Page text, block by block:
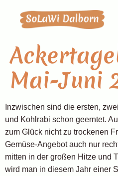
Mai-Juni
Inzwischen sind die ersten,
und Kohlrabi schon geerntet.
zum Glück nicht zu trockenen
Gemüse-Angebot auch nur
mitten in der großen Hitze und
wird man in diesem Jahr einer